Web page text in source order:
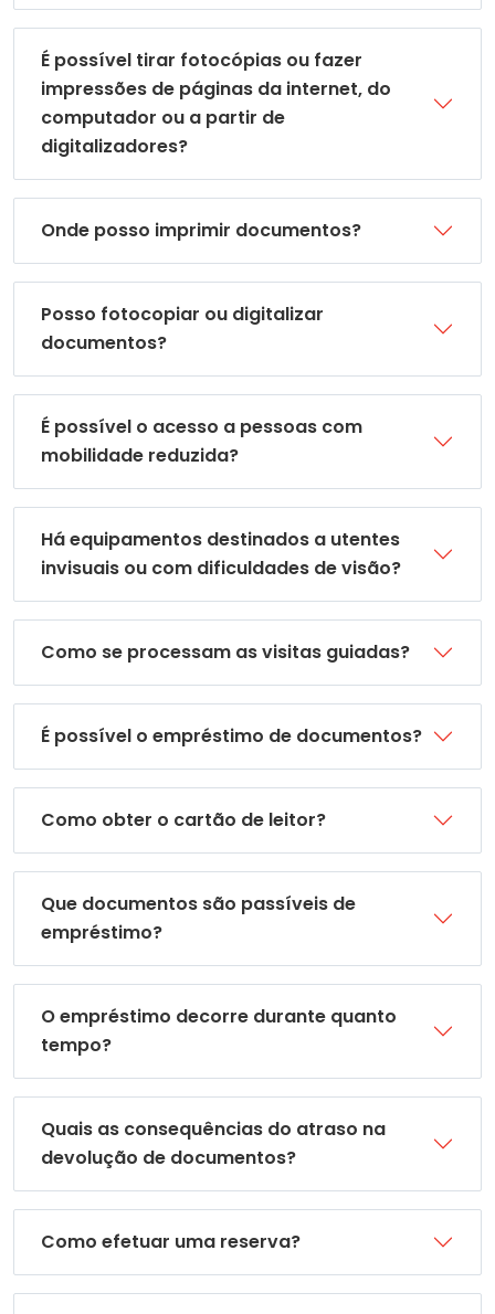
É possível tirar fotocópias ou fazer
impressões de páginas da internet, do
computador ou a partir de
digitalizadores?
Onde posso imprimir documentos?
Posso fotocopiar ou digitalizar
documentos?
É possível o acesso a pessoas com
mobilidade reduzida?
Há equipamentos destinados a utentes
invisuais ou com dificuldades de visão?
Como se processam as visitas guiadas?
É possível o empréstimo de documentos?
Como obter o cartão de leitor?
Que documentos são passíveis de
empréstimo?
O empréstimo decorre durante quanto
tempo?
Quais as consequências do atraso na
devolução de documentos?
Como efetuar uma reserva?